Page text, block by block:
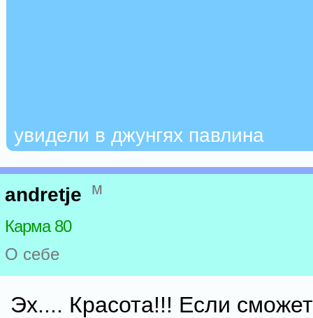
увидели в джунгях павлина
andretje м
Карма 80
О себе
Эх.... Красота!!! Если